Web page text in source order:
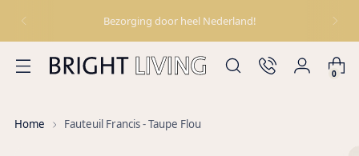
Bezorging door heel Nederland!
0
Home Fauteuil Francis - Taupe Flou